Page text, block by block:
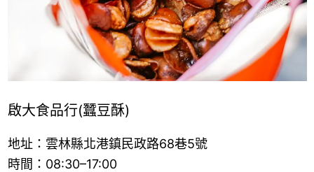
啟大食品行(蠶豆酥)
地址：雲林縣北港鎮民政路68巷5號
時間：08:30–17:00